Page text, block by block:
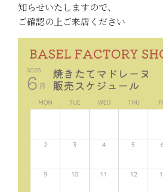
知らせいたしますので、
ご確認の上ご来店ください